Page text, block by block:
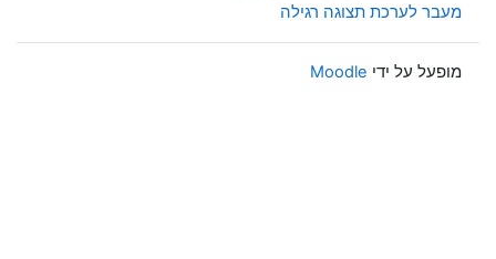
מעבר לערכת תצוגה רגילה
מופעל על ידי Moodle